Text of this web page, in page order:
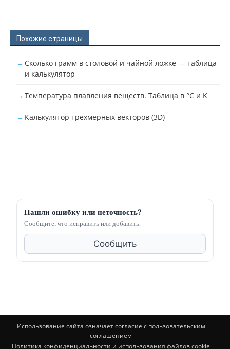
Похожие страницы
Сколько грамм в столовой и чайной ложке — таблица
и калькулятор
Температура плавления веществ. Таблица в °C и K
Калькулятор трехмерных векторов (3D)
Нашли ошибку или неточность?
Сообщите, что исправить или добавить.
Сообщить
Использование сайта означает согласие с пользовательским
соглашением
Политика конфиденциальности и использования файлов cookie